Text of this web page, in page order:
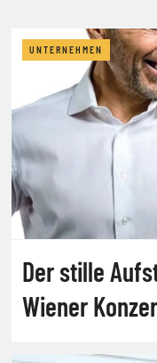
UNTERNEHMEN
Der stille
Wiener